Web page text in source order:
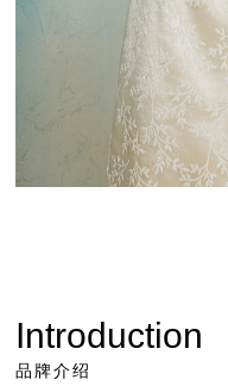
Introduction
品牌介绍